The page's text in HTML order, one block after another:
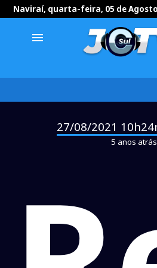
Naviraí, quarta-feira, 05 de
menu
27/08/2021
5 anos atrás